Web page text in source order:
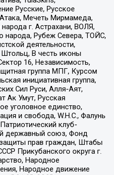
Русские, Русское
Мечеть Мирмамеда,
г. Астрахани, ВОЛЯ,
народа, Рубеж Севера, ТОЙС,
деятельности,
В честь иконы
16, Независимость,
группа МПГ, Курсом
инициативная группа,
Сил Руси, Алля-Аят,
Ак Умут, Русская
уголовное единство,
и свобода, W.H.С., Фалунь
клуб-
державный союз, Фонд
прав граждан, Штабы
Прикубанского округа г.
Народное
Народное движение